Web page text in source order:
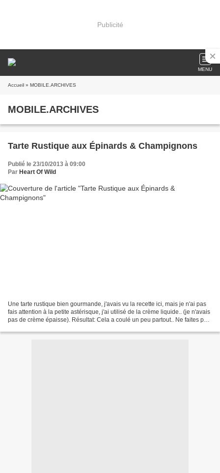
Publicité
MENU
Accueil » MOBILE.ARCHIVES
MOBILE.ARCHIVES
Tarte Rustique aux Épinards & Champignons
Publié le 23/10/2013 à 09:00
Par Heart Of Wild
Une tarte rustique bien gourmande, j'avais vu la recette ici, mais je n'ai pas
fais attention à la petite astérisque, j'ai utilisé de la crème liquide.. (je n'avais
pas de crème épaisse). Résultat: Cela a coulé un peu partout.. Ne faites pas